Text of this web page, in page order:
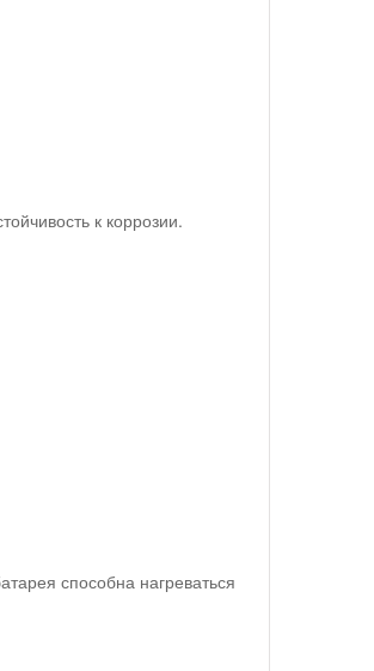
к коррозии.
способна нагреваться